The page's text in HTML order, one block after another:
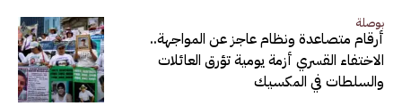
بوصلة
أرقام متصاعدة ونظام عاجز عن المواجهة..
الاختفاء القسري أزمة يومية تؤرق العائلات
والسلطات في المكسيك